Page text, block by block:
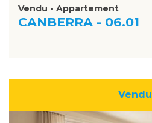
Vendu • Appartement
CANBERRA - 06.01
Vendu